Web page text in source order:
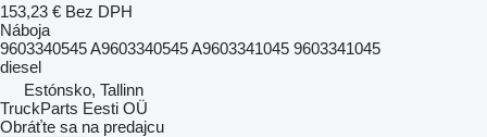
153,23 € Bez DPH
Náboja
9603340545 A9603340545 A9603341045 9603341045
diesel
Estónsko, Tallinn
TruckParts Eesti OÜ
Obráťte sa na predajcu